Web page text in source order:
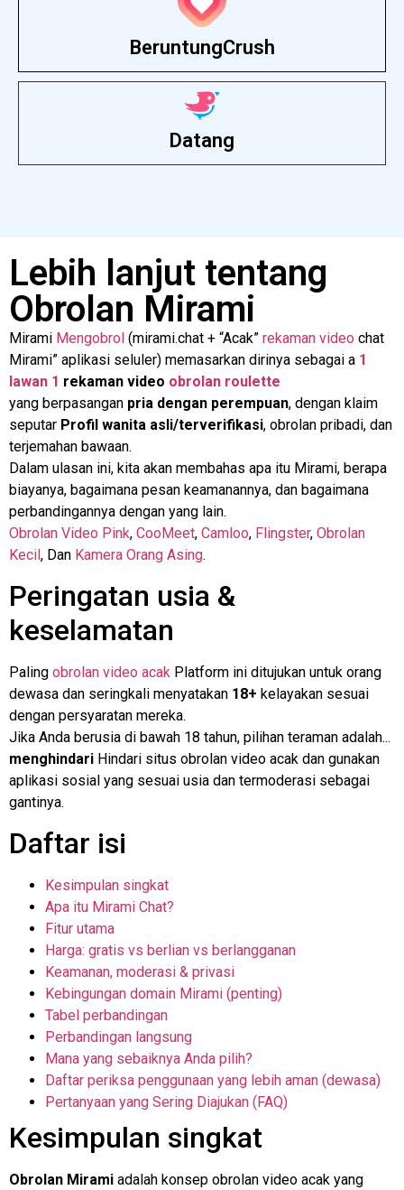
BeruntungCrush
Datang
Lebih lanjut tentang
Obrolan Mirami
Mirami Mengobrol (mirami.chat + “Acak” rekaman video chat
Mirami” aplikasi seluler) memasarkan dirinya sebagai a 1
lawan 1 rekaman video obrolan roulette
yang berpasangan pria dengan perempuan, dengan klaim
seputar Profil wanita asli/terverifikasi, obrolan pribadi, dan
terjemahan bawaan.
Dalam ulasan ini, kita akan membahas apa itu Mirami, berapa
biayanya, bagaimana pesan keamanannya, dan bagaimana
perbandingannya dengan yang lain.
Obrolan Video Pink, CooMeet, Camloo, Flingster, Obrolan
Kecil, Dan Kamera Orang Asing.
Peringatan usia &
keselamatan
Paling obrolan video acak Platform ini ditujukan untuk orang
dewasa dan seringkali menyatakan 18+ kelayakan sesuai
dengan persyaratan mereka.
Jika Anda berusia di bawah 18 tahun, pilihan teraman adalah...
menghindari Hindari situs obrolan video acak dan gunakan
aplikasi sosial yang sesuai usia dan termoderasi sebagai
gantinya.
Daftar isi
Kesimpulan singkat
Apa itu Mirami Chat?
Fitur utama
Harga: gratis vs berlian vs berlangganan
Keamanan, moderasi & privasi
Kebingungan domain Mirami (penting)
Tabel perbandingan
Perbandingan langsung
Mana yang sebaiknya Anda pilih?
Daftar periksa penggunaan yang lebih aman (dewasa)
Pertanyaan yang Sering Diajukan (FAQ)
Kesimpulan singkat
Obrolan Mirami adalah konsep obrolan video acak yang